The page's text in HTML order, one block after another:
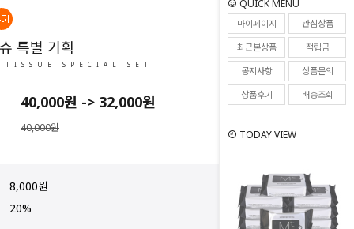
QUICK MENU
마이페이지
관심상품
최근본상품
적립금
공지사항
상품문의
상품후기
배송조회
TODAY VIEW
36
특별 기획
TISSUE SPECIAL SET
40,000원 -> 32,000원
40,000원
8,000원
20%